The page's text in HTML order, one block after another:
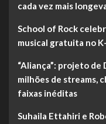
cada vez mais
School of Rock
musical gratuita no
“Aliança”: projeto de
milhões de streams,
faixas inéditas
Suhaila Ettahiri e